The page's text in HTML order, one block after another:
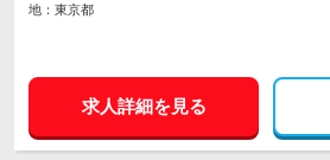
地：東京都
求人詳細を見る